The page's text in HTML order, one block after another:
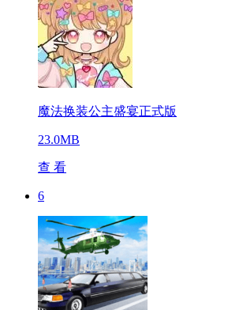
魔法换装公主盛宴正式版
23.0MB
查 看
6